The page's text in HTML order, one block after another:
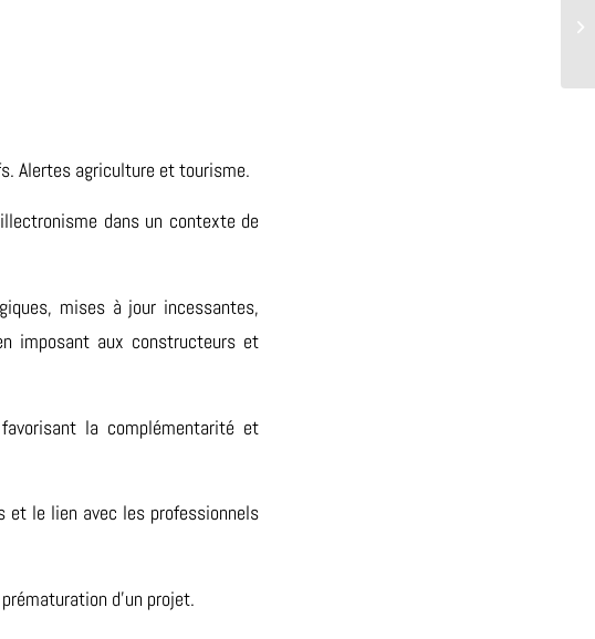
Alertes agriculture et tourisme.
dans un contexte de
mises à jour incessantes,
imposant aux constructeurs et
la complémentarité et
et le lien avec les professionnels
d’un projet.